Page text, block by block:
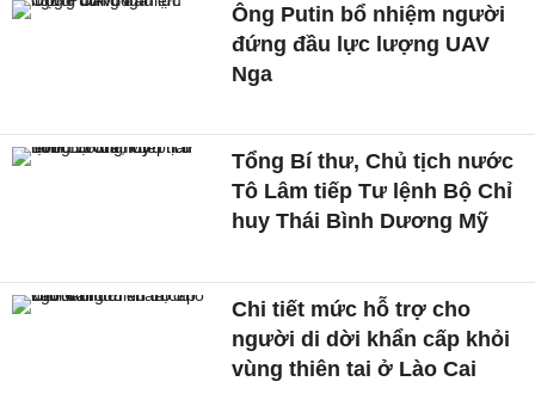
Ông Putin bổ nhiệm người
đứng đầu lực lượng UAV
Nga
Tổng Bí thư, Chủ tịch nước
Tô Lâm tiếp Tư lệnh Bộ Chỉ
huy Thái Bình Dương Mỹ
Chi tiết mức hỗ trợ cho
người di dời khẩn cấp khỏi
vùng thiên tai ở Lào Cai